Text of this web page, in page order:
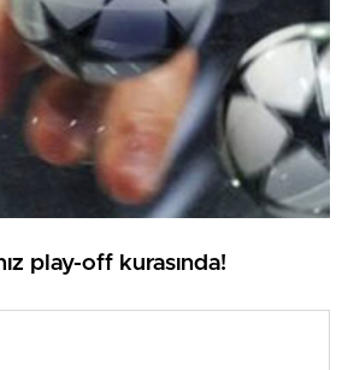
play-off kurasında!